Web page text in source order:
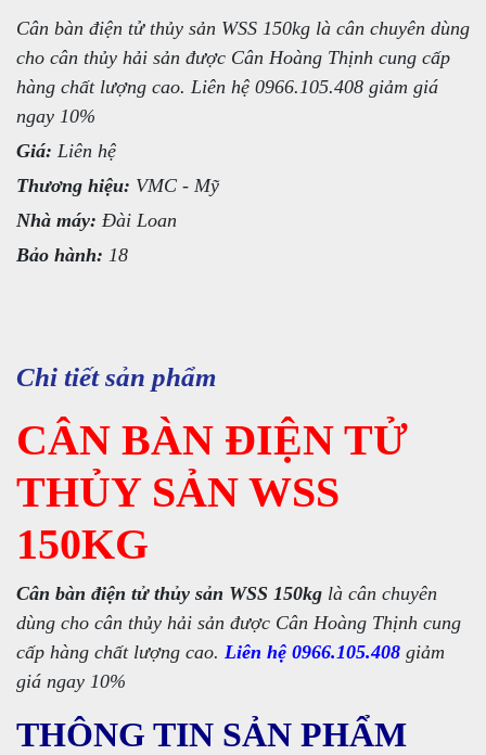
Cân bàn điện tử thủy sản WSS 150kg là cân chuyên dùng
cho cân thủy hải sản được Cân Hoàng Thịnh cung cấp
hàng chất lượng cao. Liên hệ 0966.105.408 giảm giá
ngay 10%
Giá: Liên hệ
Thương hiệu: VMC - Mỹ
Nhà máy: Đài Loan
Bảo hành: 18
Chi tiết sản phẩm
CÂN BÀN ĐIỆN TỬ
THỦY SẢN WSS
150KG
Cân bàn điện tử thủy sản WSS 150kg là cân chuyên
dùng cho cân thủy hải sản được Cân Hoàng Thịnh cung
cấp hàng chất lượng cao. Liên hệ 0966.105.408 giảm
giá ngay 10%
THÔNG TIN SẢN PHẨM